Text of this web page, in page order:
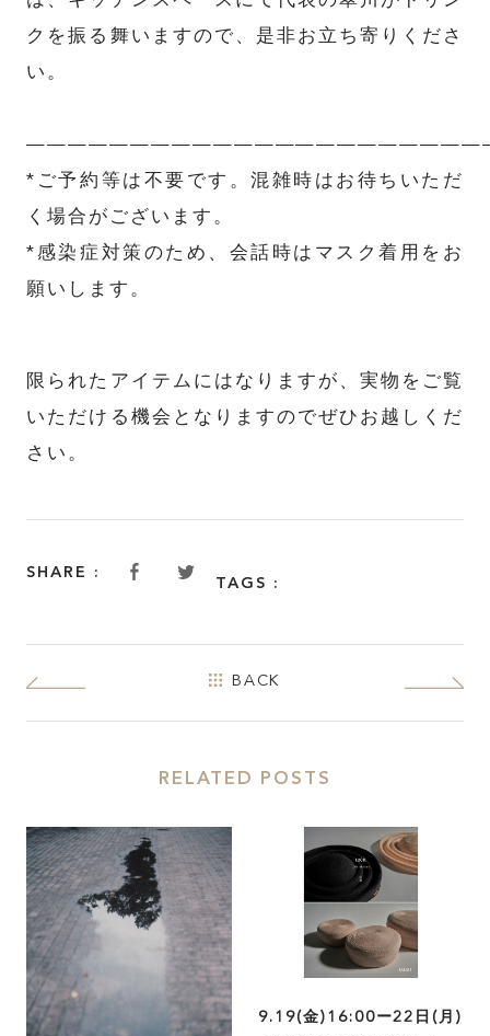
TOP
ABOUT
INSIDE KATALOKooo
FAQ
クを振る舞いますので、是非お立ち寄りくださ
い。
*ご予約等は不要です。混雑時はお待ちいただ
く場合がございます。
*感染症対策のため、会話時はマスク着用をお
願いします。
限られたアイテムにはなりますが、実物をご覧
いただける機会となりますのでぜひお越しくだ
さい。
SHARE :
TAGS :
BACK
RELATED POSTS
9.19(金)16:00ー22日(月)